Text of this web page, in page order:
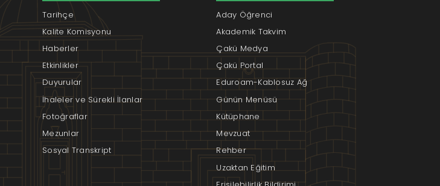
Tarihçe
Kalite Komisyonu
Haberler
Etkinlikler
Duyurular
İhaleler ve Sürekli İlanlar
Fotoğraflar
Mezunlar
Sosyal Transkript
Aday Öğrenci
Akademik Takvim
Çakü Medya
Çakü Portal
Eduroam-Kablosuz Ağ
Günün Menüsü
Kütüphane
Mevzuat
Rehber
Uzaktan Eğitim